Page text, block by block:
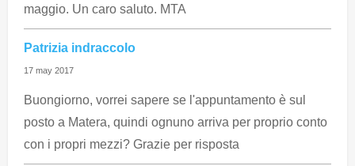
maggio. Un caro saluto. MTA
Patrizia indraccolo
17 may 2017
Buongiorno, vorrei sapere se l'appuntamento è sul
posto a Matera, quindi ognuno arriva per proprio conto
con i propri mezzi? Grazie per risposta